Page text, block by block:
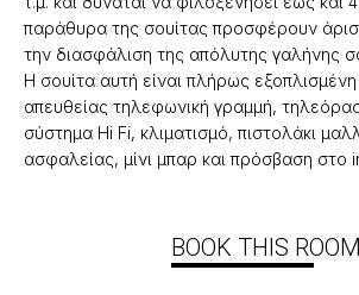
παράθυρα της σουίτας προσφέρουν
την διασφάλιση της απόλυτης γαλήνης
Η σουίτα αυτή είναι πλήρως εξοπλισμένη
απευθείας τηλεφωνική γραμμή,
σύστημα Hi Fi, κλιματισμό, πιστολάκι
ασφαλείας, μίνι μπαρ και πρόσβαση στο
BOOK THIS ROOM